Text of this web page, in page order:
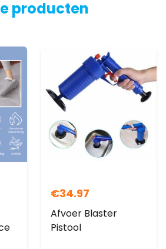
producten
€34.97
Afvoer Blaster
Pistool